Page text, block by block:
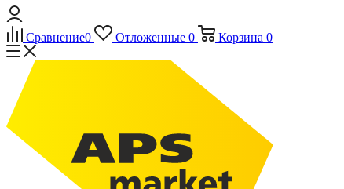
Сравнение0 Отложенные 0 Корзина 0